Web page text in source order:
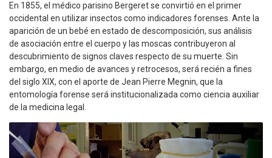
En 1855, el médico parisino Bergeret se convirtió en el primer
occidental en utilizar insectos como indicadores forenses. Ante la
aparición de un bebé en estado de descomposición, sus análisis
de asociación entre el cuerpo y las moscas contribuyeron al
descubrimiento de signos claves respecto de su muerte. Sin
embargo, en medio de avances y retrocesos, será recién a fines
del siglo XIX, con el aporte de Jean Pierre Megnin, que la
entomología forense será institucionalizada como ciencia auxiliar
de la medicina legal.